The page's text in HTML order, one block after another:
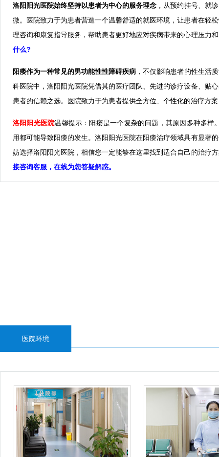
洛阳阳光医院始终坚持以患者为中心的服务理念 ，从预约挂号、就
微。医院致力于为患者营造一个温馨舒适的就医环境，让患者在轻
理咨询和康复指导服务，帮助患者更好地应对疾病带来的心理压力
什么?
阳痿作为一种常见的男功能性性障碍疾病 ，不仅影响患者的性生活
科医院中，洛阳阳光医院凭借其的医疗团队、先进的诊疗设备、贴
患者的信赖之选。医院致力于为患者提供全方位、个性化的治疗方
洛阳阳光医院温馨提示：阳痿是一个复杂的问题，其原因多种多
用都可能导致阳痿的发生。洛阳阳光医院在阳痿治疗领域具有显著
妨选择洛阳阳光医院，相信您一定能够在这里找到适合自己的治疗
接咨询客服，在线为您答疑解惑。
医院环境